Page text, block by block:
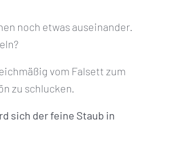
noch etwas auseinander.
vom Falsett zum
zu schlucken.
sich der feine Staub in